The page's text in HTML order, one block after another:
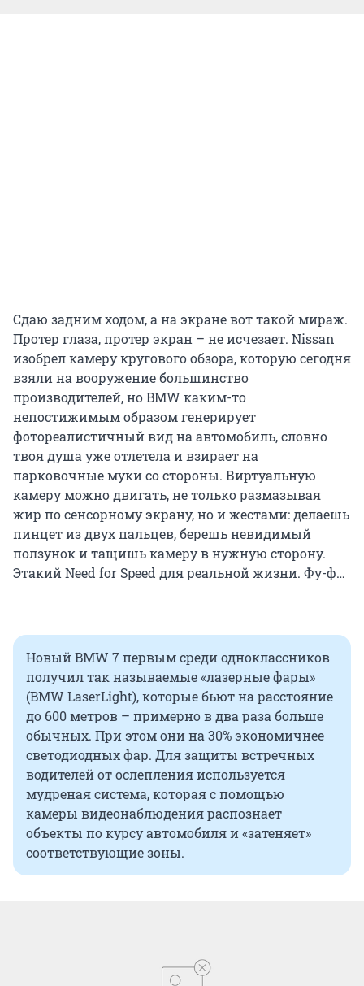
Сдаю задним ходом, а на экране вот такой мираж.
Протер глаза, протер экран – не исчезает. Nissan
изобрел камеру кругового обзора, которую сегодня
взяли на вооружение большинство
производителей, но BMW каким-то
непостижимым образом генерирует
фотореалистичный вид на автомобиль, словно
твоя душа уже отлетела и взирает на
парковочные муки со стороны. Виртуальную
камеру можно двигать, не только размазывая
жир по сенсорному экрану, но и жестами: делаешь
пинцет из двух пальцев, берешь невидимый
ползунок и тащишь камеру в нужную сторону.
Этакий Need for Speed для реальной жизни. Фу-ф…
Новый BMW 7 первым среди одноклассников
получил так называемые «лазерные фары»
(BMW LaserLight), которые бьют на расстояние
до 600 метров – примерно в два раза больше
обычных. При этом они на 30% экономичнее
светодиодных фар. Для защиты встречных
водителей от ослепления используется
мудреная система, которая с помощью
камеры видеонаблюдения распознает
объекты по курсу автомобиля и «затеняет»
соответствующие зоны.